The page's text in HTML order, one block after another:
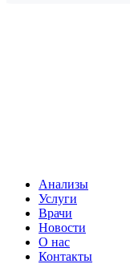
Анализы
Услуги
Врачи
Новости
О нас
Контакты